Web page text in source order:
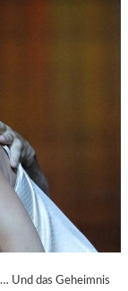
Und das Geheimnis